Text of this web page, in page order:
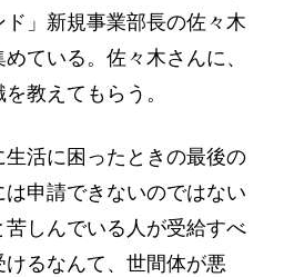
ド」新規事業部長の佐々木
ている。佐々木さんに、
教えてもらう。
活に困ったときの最後の
申請できないのではない
しんでいる人が受給すべ
るなんて、世間体が悪